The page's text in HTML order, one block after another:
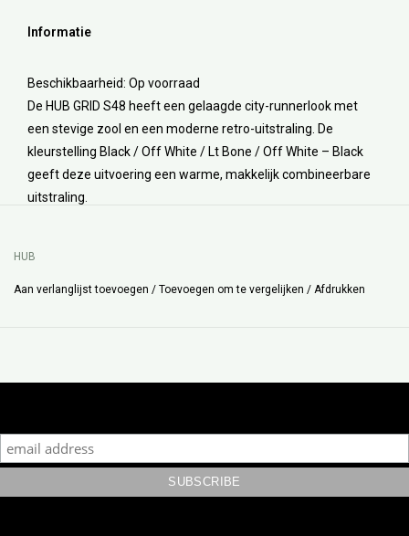
Informatie
Beschikbaarheid: Op voorraad
De HUB GRID S48 heeft een gelaagde city-runnerlook met
een stevige zool en een moderne retro-uitstraling. De
kleurstelling Black / Off White / Lt Bone / Off White – Black
geeft deze uitvoering een warme, makkelijk combineerbare
uitstraling.
HUB
Aan verlanglijst toevoegen / Toevoegen om te vergelijken / Afdrukken